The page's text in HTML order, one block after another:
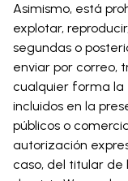
Asimismo, está
explotar,
segundas o
enviar por correo,
cualquier forma la
incluidos en la
públicos o
autorización
caso, del titular de